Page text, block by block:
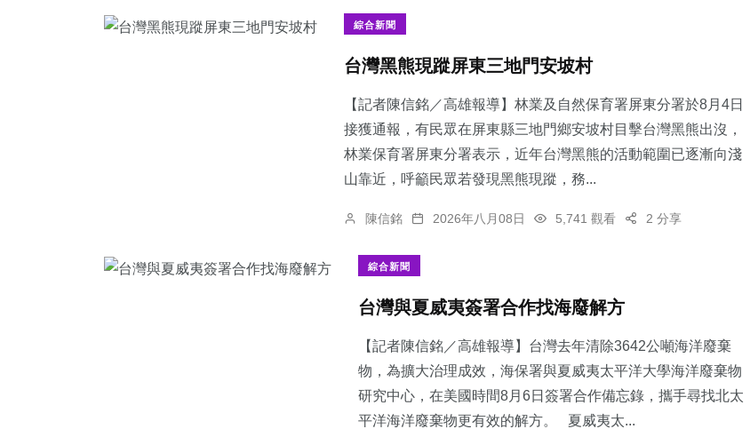
綜合新聞
台灣黑熊現蹤屏東三地門安坡村
【記者陳信銘／高雄報導】林業及自然保育署屏東分署於8月4日
接獲通報，有民眾在屏東縣三地門鄉安坡村目擊台灣黑熊出沒，
林業保育署屏東分署表示，近年台灣黑熊的活動範圍已逐漸向淺
山靠近，呼籲民眾若發現黑熊現蹤，務...
陳信銘 2026年八月08日 5,741 觀看 2 分享
綜合新聞
台灣與夏威夷簽署合作找海廢解方
【記者陳信銘／高雄報導】台灣去年清除3642公噸海洋廢棄
物，為擴大治理成效，海保署與夏威夷太平洋大學海洋廢棄物
研究中心，在美國時間8月6日簽署合作備忘錄，攜手尋找北太
平洋海洋廢棄物更有效的解方。 夏威夷太...